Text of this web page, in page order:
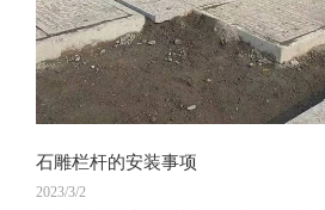
石雕栏杆的安装事项
2023/3/2